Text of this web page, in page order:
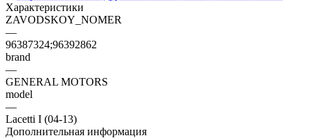
Характеристики
ZAVODSKOY_NOMER
—
96387324;96392862
brand
—
GENERAL MOTORS
model
—
Lacetti I (04-13)
Дополнительная информация